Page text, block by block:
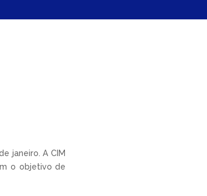
janeiro. A CIM
o objetivo de